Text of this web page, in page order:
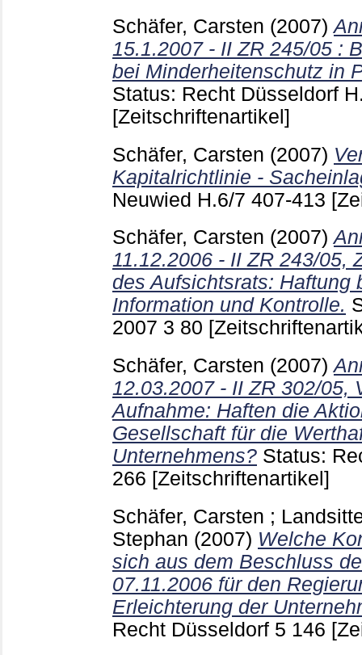
Schäfer, Carsten (2007)
15.1.2007 - II ZR 245/05 :
bei Minderheitenschutz in
Status: Recht Düsseldorf
[Zeitschriftenartikel]
Schäfer, Carsten (2007)
Kapitalrichtlinie -
Neuwied H.6/7 407-413
Schäfer, Carsten (2007)
11.12.2006 - II ZR 243/05,
des Aufsichtsrats: Haftung
Information und Kontrolle.
2007 3 80
Schäfer, Carsten (2007)
12.03.2007 - II ZR 302/05,
Aufnahme: Haften die
Gesellschaft für die
Unternehmens? Status:
266 [Zeitschriftenartikel]
Schäfer, Carsten ;
Stephan (2007) Welche
sich aus dem Beschluss
07.11.2006 für den
Erleichterung der
Recht Düsseldorf 5 146